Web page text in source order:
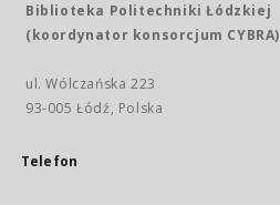
Biblioteka Politechniki Łódzkiej
(koordynator konsorcjum CYBRA)
ul. Wólczańska 223
93-005 Łódź, Polska
Telefon